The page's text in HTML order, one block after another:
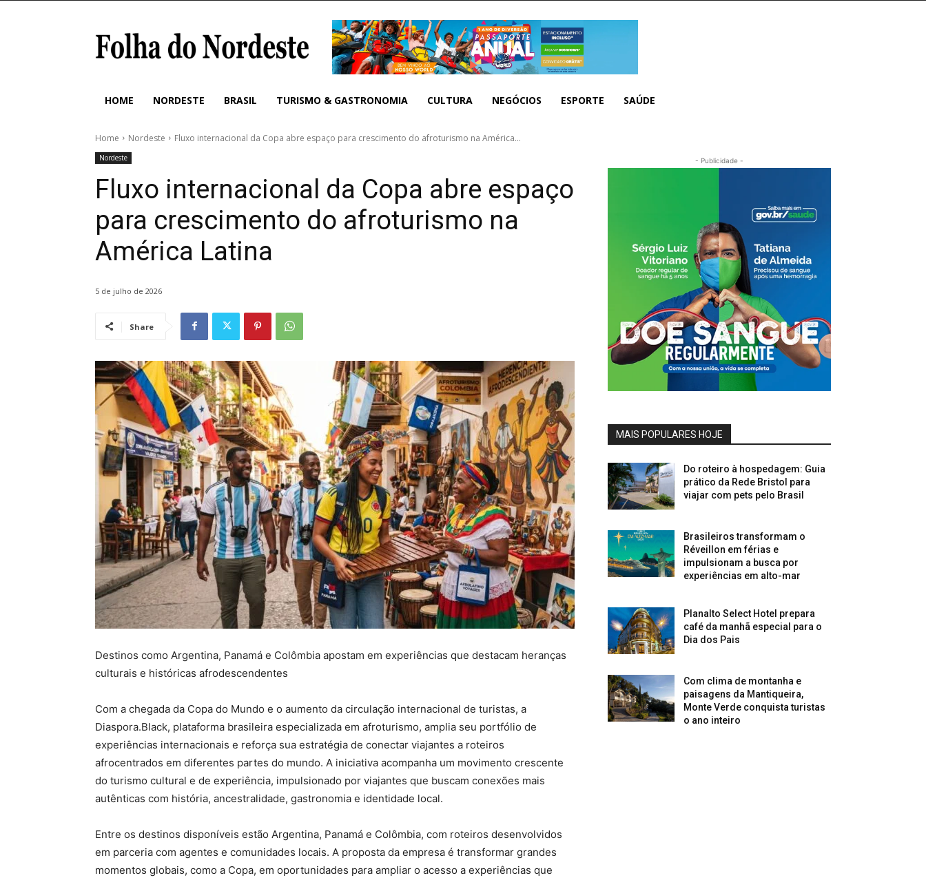
HOME NORDESTE BRASIL TURISMO & GASTRONOMIA CULTURA NEGÓCIOS ESPORTE SAÚDE
Home Nordeste Fluxo internacional da Copa abre espaço para crescimento do afroturismo na América...
Nordeste
Fluxo internacional da Copa abre espaço
para crescimento do afroturismo na
América Latina
5 de julho de 2026
Share
Destinos como Argentina, Panamá e Colômbia apostam em experiências que destacam heranças
culturais e históricas afrodescendentes
Com a chegada da Copa do Mundo e o aumento da circulação internacional de turistas, a
Diaspora.Black, plataforma brasileira especializada em afroturismo, amplia seu portfólio de
experiências internacionais e reforça sua estratégia de conectar viajantes a roteiros
afrocentrados em diferentes partes do mundo. A iniciativa acompanha um movimento crescente
do turismo cultural e de experiência, impulsionado por viajantes que buscam conexões mais
autênticas com história, ancestralidade, gastronomia e identidade local.
Entre os destinos disponíveis estão Argentina, Panamá e Colômbia, com roteiros desenvolvidos
em parceria com agentes e comunidades locais. A proposta da empresa é transformar grandes
momentos globais, como a Copa, em oportunidades para ampliar o acesso a experiências que
- Publicidade -
MAIS POPULARES HOJE
Do roteiro à hospedagem: Guia
prático da Rede Bristol para
viajar com pets pelo Brasil
Brasileiros transformam o
Réveillon em férias e
impulsionam a busca por
experiências em alto-mar
Planalto Select Hotel prepara
café da manhã especial para o
Dia dos Pais
Com clima de montanha e
paisagens da Mantiqueira,
Monte Verde conquista turistas
o ano inteiro